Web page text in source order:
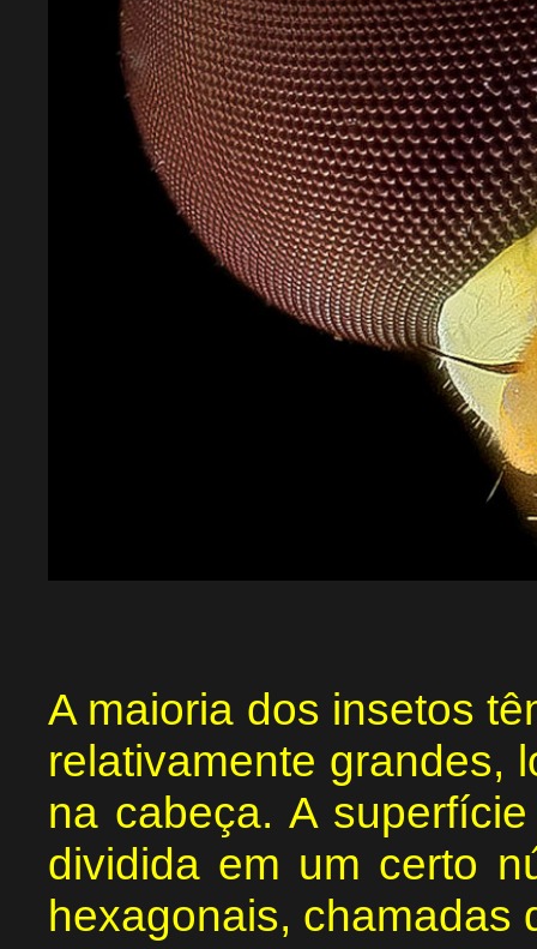
A maioria dos insetos
relativamente grandes,
na cabeça. A
dividida em um certo
hexagonais, chamadas